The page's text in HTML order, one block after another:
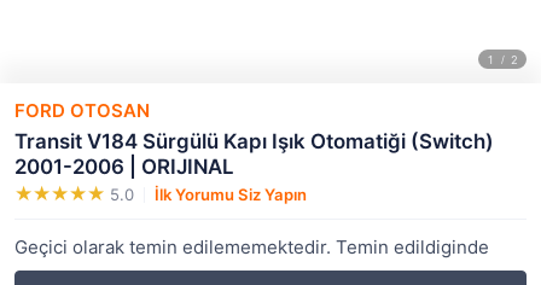
FORD OTOSAN
Transit V184 Sürgülü Kapı Işık Otomatiği (Switch)
2001-2006 | ORIJINAL
5.0 İlk Yorumu Siz Yapın
Geçici olarak temin edilememektedir. Temin edildiginde